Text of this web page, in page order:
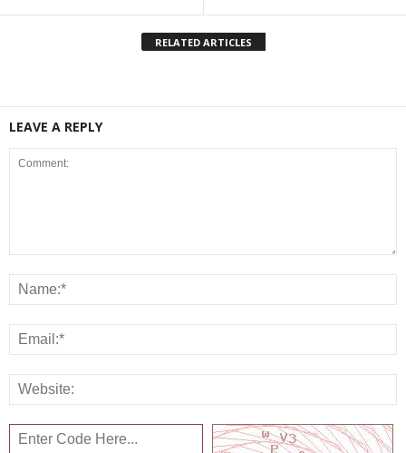
RELATED ARTICLES
LEAVE A REPLY